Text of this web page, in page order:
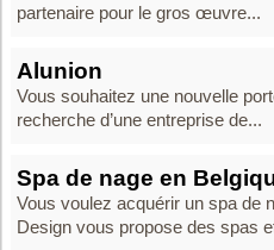
partenaire pour le gros œuvre...
Alunion
Vous souhaitez une nouvelle
recherche d’une entreprise de...
Spa de nage en
Vous voulez acquérir un spa de
Design vous propose des spas